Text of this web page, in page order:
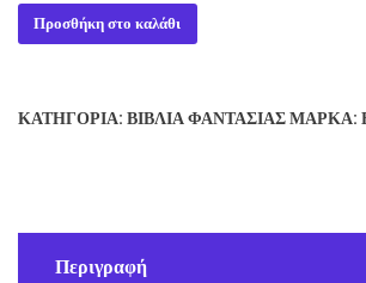
THE
REAVER
DAVE
Προσθήκη στο καλάθι
ΚΑΤΗΓΟΡΊΑ: ΒΙΒΛΊΑ ΦΑΝΤΑΣΊΑΣΜΆΡΚΑ:
Περιγραφή